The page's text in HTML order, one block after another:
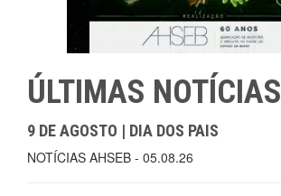
ÚLTIMAS NOTÍCIAS
9 DE AGOSTO | DIA DOS PAIS
NOTÍCIAS AHSEB - 05.08.26